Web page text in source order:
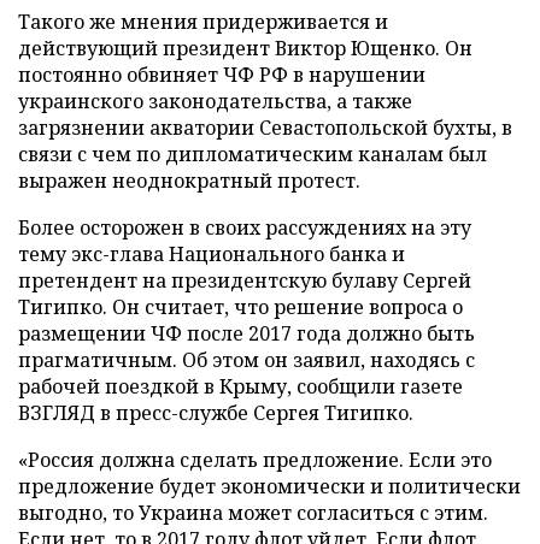
Такого же мнения придерживается и
действующий президент Виктор Ющенко. Он
постоянно обвиняет ЧФ РФ в нарушении
украинского законодательства, а также
загрязнении акватории Севастопольской бухты, в
связи с чем по дипломатическим каналам был
выражен неоднократный протест.
Более осторожен в своих рассуждениях на эту
тему экс-глава Национального банка и
претендент на президентскую булаву Сергей
Тигипко. Он считает, что решение вопроса о
размещении ЧФ после 2017 года должно быть
прагматичным. Об этом он заявил, находясь с
рабочей поездкой в Крыму, сообщили газете
ВЗГЛЯД в пресс-службе Сергея Тигипко.
«Россия должна сделать предложение. Если это
предложение будет экономически и политически
выгодно, то Украина может согласиться с этим.